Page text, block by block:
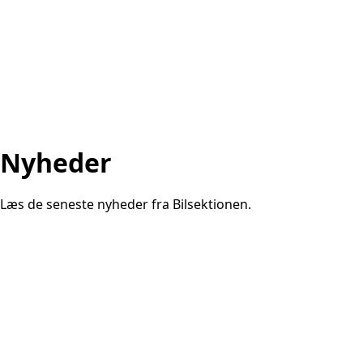
Nyheder
Læs de seneste nyheder fra Bilsektionen.